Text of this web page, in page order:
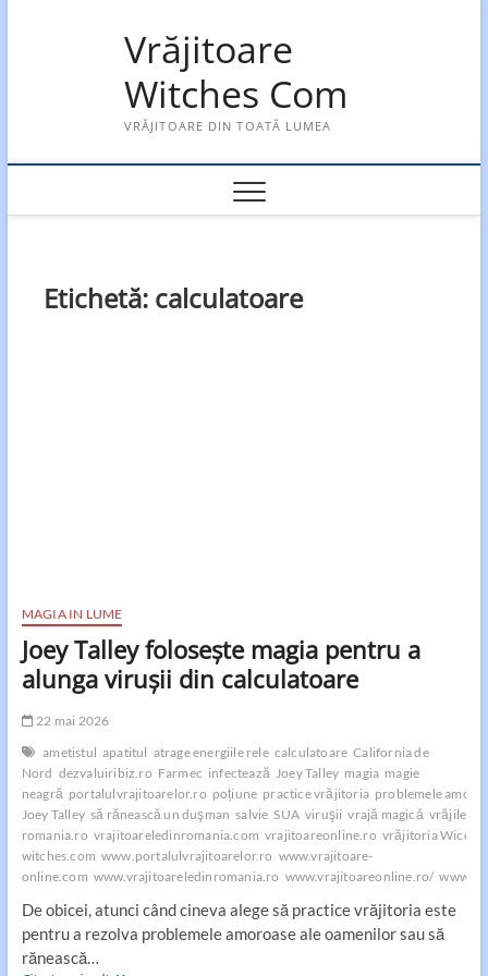
Vrăjitoare
Witches Com
VRĂJITOARE DIN TOATĂ LUMEA
Etichetă: calculatoare
MAGIA IN LUME
Joey Talley foloseşte magia pentru a
alunga viruşii din calculatoare
22 mai 2026
ametistul apatitul atrage energiile rele calculatoare California de
Nord dezvaluiribiz.ro Farmec infectează Joey Talley magia magie
neagră portalulvrajitoarelor.ro poțiune practice vrăjitoria problemele
Joey Talley să rănească un duşman salvie SUA viruşii vrajă magică vrăjile
romania.ro vrajitoareledinromania.com vrajitoareonline.ro vrăjitoria Wicca
witches.com www.portalulvrajitoarelor.ro www.vrajitoare-
online.com www.vrajitoareledinromania.ro www.vrajitoareonline.ro/
De obicei, atunci când cineva alege să practice vrăjitoria este
pentru a rezolva problemele amoroase ale oamenilor sau să
rănească…